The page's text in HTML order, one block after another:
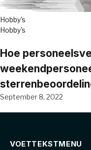
Hobby's
Hobby's
Hoe
September 8, 2022
VOETTEKSTMENU